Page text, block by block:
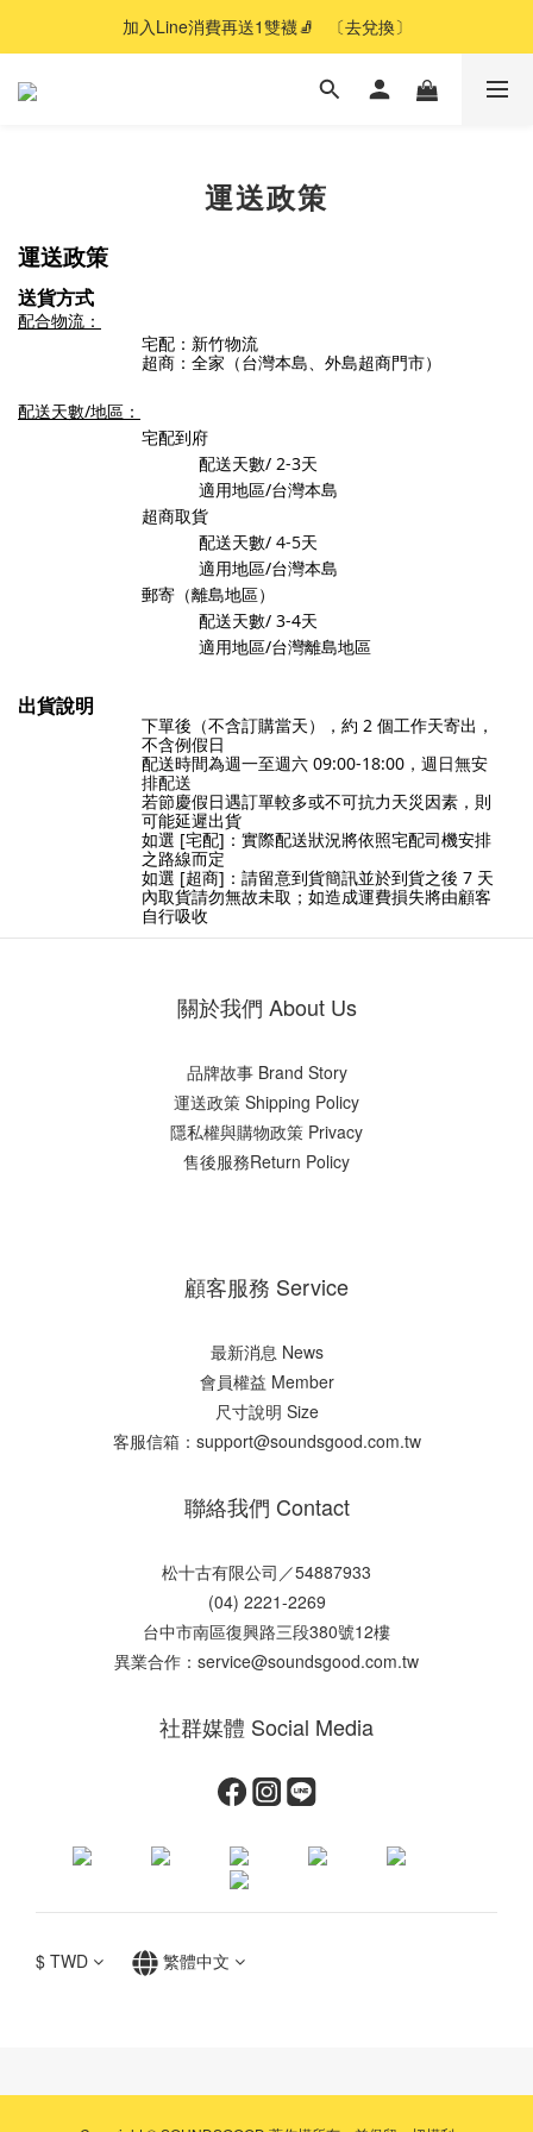
加入Line消費再送1雙襪🧦   〔去兌換〕
運送政策
運送政策
送貨方式
配合物流：
宅配：新竹物流
超商：全家（台灣本島、外島超商門市）
配送天數/地區：
宅配到府
配送天數/ 2-3天
適用地區/台灣本島
超商取貨
配送天數/ 4-5天
適用地區/台灣本島
郵寄（離島地區）
配送天數/ 3-4天
適用地區/台灣離島地區
出貨說明
下單後（不含訂購當天），約 2 個工作天寄出，
不含例假日
配送時間為週一至週六 09:00-18:00，週日無安
排配送
若節慶假日遇訂單較多或不可抗力天災因素，則
可能延遲出貨
如選 [宅配]：實際配送狀況將依照宅配司機安排
之路線而定
如選 [超商]：請留意到貨簡訊並於到貨之後 7 天
內取貨請勿無故未取；如造成運費損失將由顧客
自行吸收
關於我們 About Us
品牌故事 Brand Story
運送政策 Shipping Policy
隱私權與購物政策 Privacy
售後服務Return Policy
顧客服務 Service
最新消息 News
會員權益 Member
尺寸說明 Size
客服信箱：support@soundsgood.com.tw
聯絡我們 Contact
松十古有限公司／54887933
(04) 2221-2269
台中市南區復興路三段380號12樓
異業合作：service@soundsgood.com.tw
社群媒體 Social Media
$ TWD 繁體中文